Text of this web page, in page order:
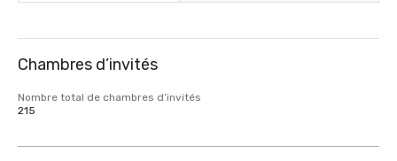
Chambres d’invités
Nombre total de chambres d’invités
215